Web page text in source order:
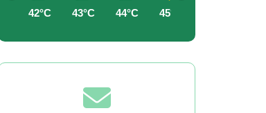
42°C 43°C 44°C 45°C